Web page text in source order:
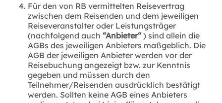
Für den von RB vermittelten Reisevertrag
zwischen dem Reisenden und dem jeweiligen
Reiseveranstalter oder Leistungsträger
(nachfolgend auch “Anbieter“) sind allein die
AGBs des jeweiligen Anbieters maßgeblich. Die
AGB der jeweiligen Anbieter werden vor der
Reisebuchung angezeigt bzw. zur Kenntnis
gegeben und müssen durch den
Teilnehmer/Reisenden ausdrücklich bestätigt
werden. Sollten keine AGB eines Anbieters